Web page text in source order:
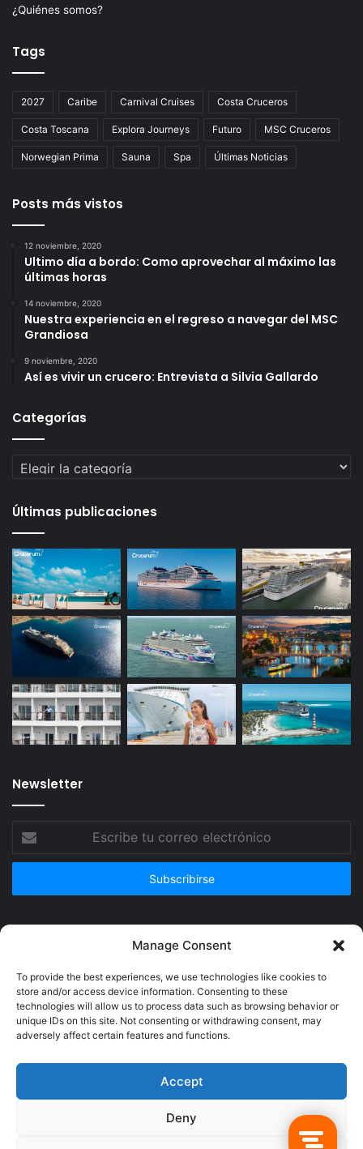
Manage Consent
To provide the best experiences, we use technologies like cookies to
store and/or access device information. Consenting to these
technologies will allow us to process data such as browsing behavior or
unique IDs on this site. Not consenting or withdrawing consent, may
adversely affect certain features and functions.
Accept
Deny
¿Quiénes somos?
Tags
2027 Caribe Carnival Cruises Costa Cruceros
Costa Toscana Explora Journeys Futuro MSC Cruceros
Norwegian Prima Sauna Spa Últimas Noticias
Posts más vistos
12 noviembre, 2020
Ultimo día a bordo: Como aprovechar al máximo las
últimas horas
14 noviembre, 2020
Nuestra experiencia en el regreso a navegar del MSC
Grandiosa
9 noviembre, 2020
Así es vivir un crucero: Entrevista a Silvia Gallardo
Categorías
Categorías
Últimas publicaciones
Newsletter
correo
© Copyright 2026, Todos los derechos reservados @Crucerum |